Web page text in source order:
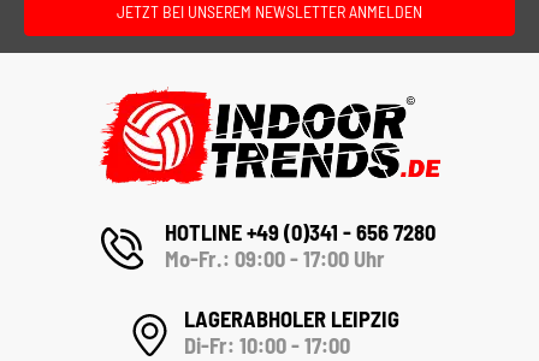
JETZT BEI UNSEREM NEWSLETTER ANMELDEN
HOTLINE +49 (0)341 - 656 7280
Mo-Fr.: 09:00 - 17:00 Uhr
LAGERABHOLER LEIPZIG
Di-Fr: 10:00 - 17:00